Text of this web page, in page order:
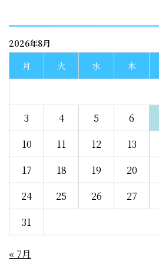
2026年8月
月
火 水 木
3
4 5 6
10
11 12 13
17
18 19 20
24
25 26 27
31
« 7月